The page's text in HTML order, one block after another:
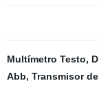
Multímetro Testo,
Abb, Transmisor